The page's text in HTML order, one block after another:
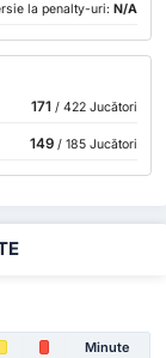
la penalty-uri: N/A
171 / 422 Jucători
149/ 185 Jucători
Minute